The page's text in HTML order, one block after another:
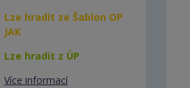
Lze hradit ze Šablon OP
JAK
Lze hradit z ÚP
Více informací